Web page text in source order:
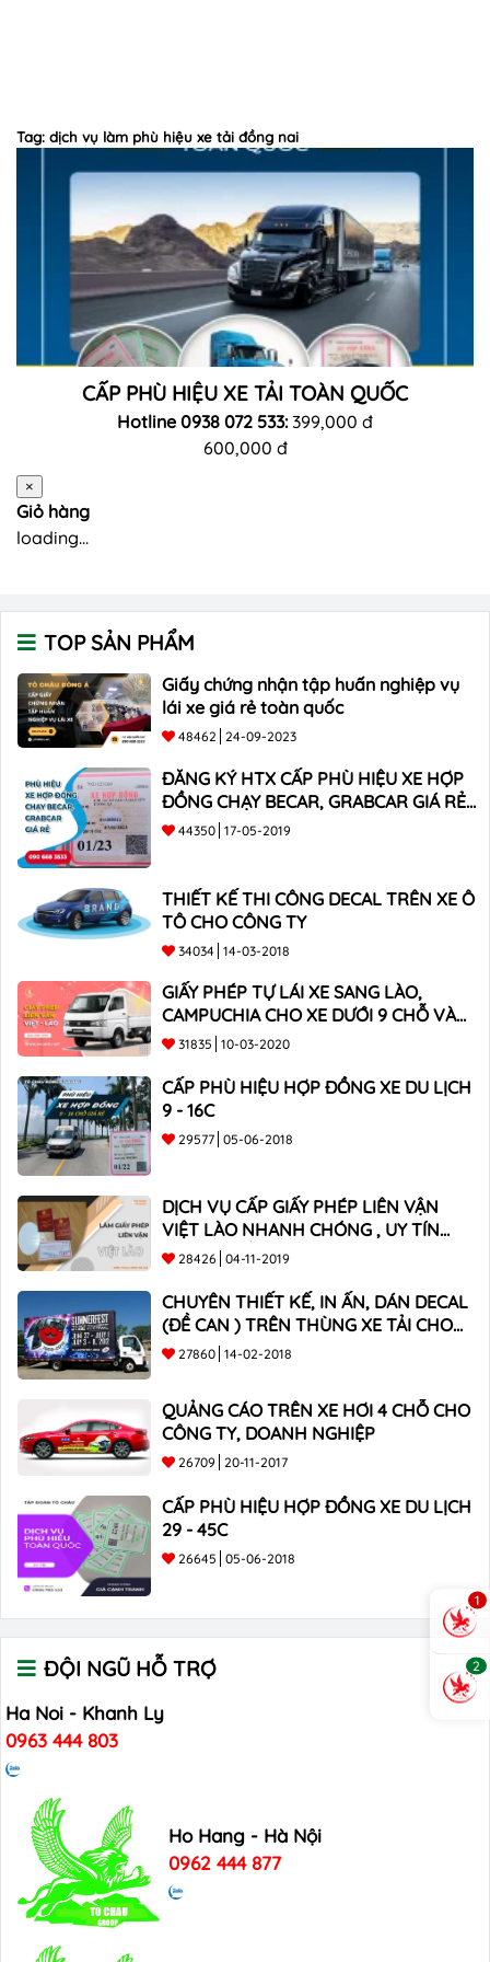
Tag: dịch vụ làm phù hiệu xe tải đồng nai
CẤP PHÙ HIỆU XE TẢI TOÀN QUỐC
Hotline 0938 072 533:399,000 đ
600,000 đ
×
Giỏ hàng
loading...
TOP SẢN PHẨM
Giấy chứng nhận tập huấn nghiệp vụ
lái xe giá rẻ toàn quốc
48462 24-09-2023
ĐĂNG KÝ HTX CẤP PHÙ HIỆU XE HỢP
ĐỒNG CHẠY BECAR, GRABCAR GIÁ RẺ
NHẤT
44350 17-05-2019
THIẾT KẾ THI CÔNG DECAL TRÊN XE Ô
TÔ CHO CÔNG TY
34034 14-03-2018
GIẤY PHÉP TỰ LÁI XE SANG LÀO,
CAMPUCHIA CHO XE DƯỚI 9 CHỖ VÀ
XE BÁN TẢI
31835 10-03-2020
CẤP PHÙ HIỆU HỢP ĐỒNG XE DU LỊCH
9 - 16C
29577 05-06-2018
DỊCH VỤ CẤP GIẤY PHÉP LIÊN VẬN
VIỆT LÀO NHANH CHÓNG , UY TÍN
TOÀN QUỐC
28426 04-11-2019
CHUYÊN THIẾT KẾ, IN ẤN, DÁN DECAL
(ĐỀ CAN ) TRÊN THÙNG XE TẢI CHO
CÔNG TY
27860 14-02-2018
QUẢNG CÁO TRÊN XE HƠI 4 CHỖ CHO
CÔNG TY, DOANH NGHIỆP
26709 20-11-2017
CẤP PHÙ HIỆU HỢP ĐỒNG XE DU LỊCH
29 - 45C
26645 05-06-2018
ĐỘI NGŨ HỖ TRỢ
Ha Noi - Khanh Ly
0963 444 803
Ho Hang - Hà Nội
0962 444 877
1
2